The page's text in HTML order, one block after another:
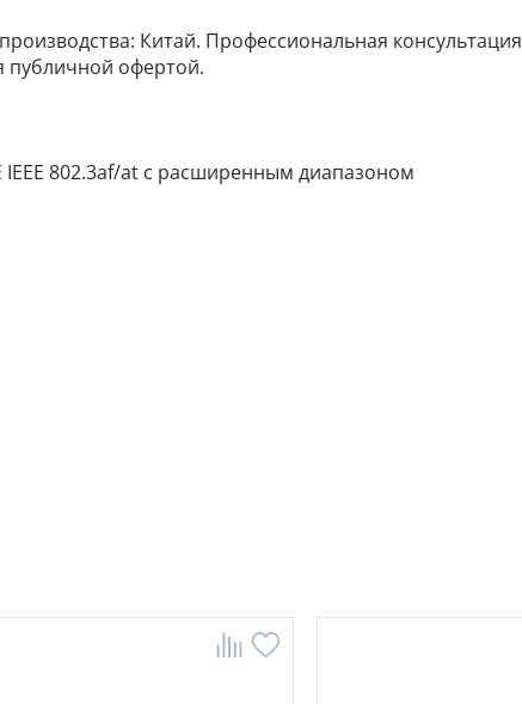
Китай. Профессиональная консультация
публичной офертой.
IEEE 802.3af/at с расширенным диапазоном